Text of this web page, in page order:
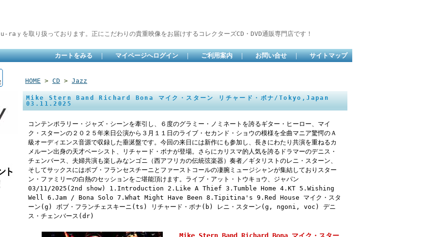
raｙを取り扱っております。正にこだわりの貴重映像をお届けするコレクターズCD・DVD通販専門店です！
カートをみる ｜ マイページへログイン ｜ ご利用案内 ｜ お問い合せ ｜ サイトマップ
HOME > CD > Jazz
Mike Stern Band Richard Bona マイク・スターン リチャード・ボナ/Tokyo,Japan
03.11.2025
コンテンポラリー・ジャズ・シーンを牽引し、６度のグラミー・ノミネートを誇るギター・ヒーロー、マイ
ク・スターンの２０２５年来日公演から３月１１日のライブ・セカンド・ショウの模様を全曲マニア驚愕のＡ
級オーディエンス音源で収録した垂涎盤です。今回の来日には新作にも参加し、長きにわたり共演を重ねるカ
メルーン出身の天才ベーシスト、リチャード・ボナが登場。さらにカリスマ的人気を誇るドラマーのデニス・
チェンバース、夫婦共演も楽しみなンゴニ（西アフリカの伝統弦楽器）奏者／ギタリストのレニ・スターン、
そしてサックスにはボブ・フランセスチーニとファーストコールの凄腕ミュージシャンが集結しておりスター
ン・ファミリーの白熱のセッションをご堪能頂けます。ライブ・アット・トウキョウ、ジャパン
03/11/2025(2nd show) 1.Introduction 2.Like A Thief 3.Tumble Home 4.KT 5.Wishing
Well 6.Jam / Bona Solo 7.What Might Have Been 8.Tipitina's 9.Red House マイク・スタ
ーン(g) ボブ・フランチェスキーニ(ts) リチャード・ボナ(b) レニ・スターン(g, ngoni, voc) デニ
ス・チェンバース(dr)